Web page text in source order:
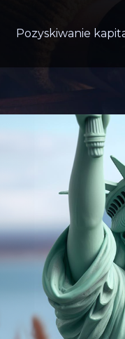
Pozyskiwanie